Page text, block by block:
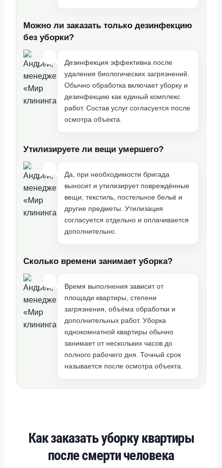
Можно ли заказать только дезинфекцию
без уборки?
Дезинфекция эффективна после
удаления биологических загрязнений.
Обычно обработка включает уборку и
дезинфекцию как единый комплекс
работ. Состав услуг согласуется после
осмотра объекта.
Утилизируете ли вещи умершего?
Да, при необходимости бригада
выносит и утилизирует повреждённые
вещи, текстиль, постельное бельё и
другие предметы. Утилизация
согласуется отдельно и оплачивается
дополнительно.
Сколько времени занимает уборка?
Время выполнения зависит от
площади квартиры, степени
загрязнения, объёма обработки и
дополнительных работ. Уборка
однокомнатной квартиры обычно
занимает от нескольких часов до
полного рабочего дня. Точный срок
называется после осмотра объекта.
Как заказать уборку квартиры
после смерти человека